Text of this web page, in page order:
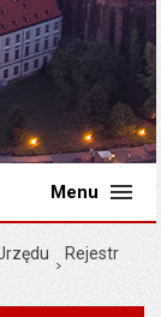
Menu
Rejestr